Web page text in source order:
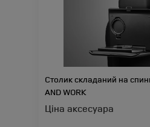
Столик складаний на
AND WORK
Ціна аксесуара